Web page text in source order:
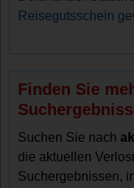
Reisegutsschein
Finden Sie
Suchen Sie nach
die aktuellen
Suchergebnissen,